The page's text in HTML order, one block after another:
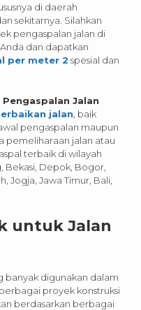
di daerah
sekitarnya. Silahkan
pengaspalan jalan di
dan dapatkan
per meter 2 spesial dan
Pengaspalan Jalan
jalan , baik
pengaspalan maupun
pemeliharaan jalan atau
terbaik di wilayah
Bekasi, Depok, Bogor,
Jogja, Jawa Timur, Bali,
untuk Jalan
banyak digunakan dalam
proyek konstruksi
berdasarkan berbagai